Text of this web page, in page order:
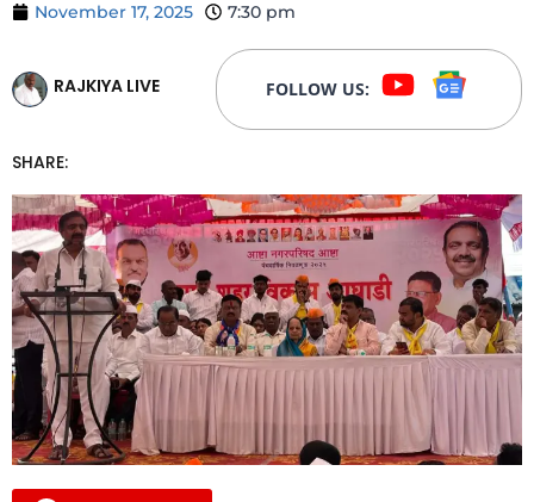
November 17, 2025 7:30 pm
RAJKIYA LIVE FOLLOW US:
SHARE: